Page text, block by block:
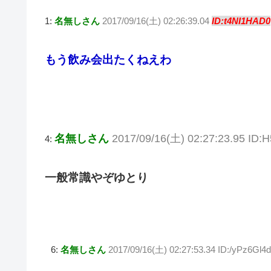
tt
e
a
c
b
e
er
ot
ck
1: 名無しさん 2017/09/16(土) 02:26:39.04 ID:t4NI1HAD0
もう飲み会出たくねえわ
4: 名無しさん 2017/09/16(土) 02:27:23.95
一般常識やぞゆとり
6: 名無しさん 2017/09/16(土) 02:27:53.34 ID:/yPz6Gl4d